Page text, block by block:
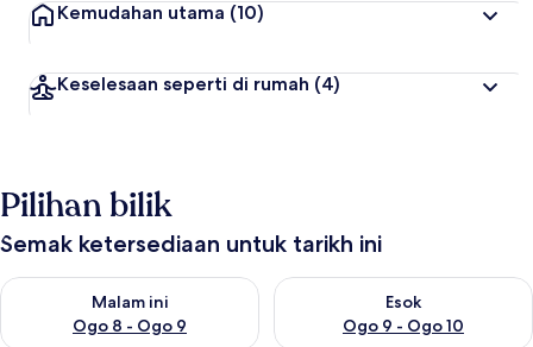
Kemudahan utama (10)
Keselesaan seperti di rumah (4)
Pilihan bilik
Semak ketersediaan untuk tarikh ini
Malam ini
Ogo 8 - Ogo 9
Semak ketersediaan untuk malam ini Ogo 8 - Ogo 9
Esok
Ogo 9 - Ogo 10
Semak ketersediaan untuk